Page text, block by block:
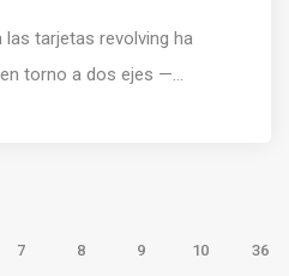
tarjetas revolving ha
torno a dos ejes —...
7 8 9 10 36